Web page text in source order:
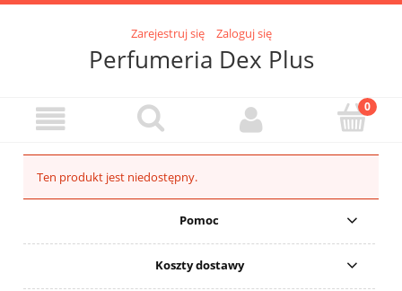
Zarejestruj się Zaloguj się
Perfumeria Dex Plus
Ten produkt jest niedostępny.
Pomoc
Koszty dostawy